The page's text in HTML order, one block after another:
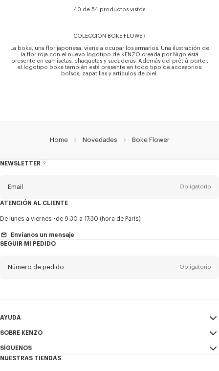
40 de 54 productos vistos
COLECCIÓN BOKE FLOWER
La boke, una flor japonesa, viene a ocupar los armarios. Una ilustración de
la flor roja con el nuevo logotipo de KENZO creada por Nigo está
presente en camisetas, chaquetas y sudaderas. Además del prêt-à-porter,
el logotipo boke también está presente en todo tipo de accesorios:
bolsos, zapatillas y artículos de piel.
Home Novedades Boke Flower
NEWSLETTER
Acerca
Email Obligatorio
TítuloObligatorio
Nombre*
ATENCIÓN AL CLIENTE
De lunes a viernes de 9:30 a 17:30 (hora de París)
Envíanos un mensaje
SEGUIR MI PEDIDO
Número de pedido Obligatorio
AYUDA
Mi Cuenta
Guía de tallas
Preguntas frecuentes
SOBRE KENZO
Condiciones de venta
SÍGUENOS
NUESTRAS TIENDAS